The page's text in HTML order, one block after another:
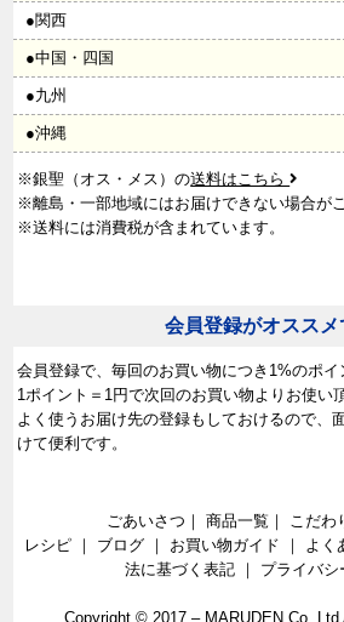
●関西
●中国・四国
●九州
●沖縄
※銀聖（オス・メス）の送料はこちら
※離島・一部地域にはお届けできない場合が
※送料には消費税が含まれています。
会員登録がオススメ
会員登録で、毎回のお買い物につき1%のポイ
1ポイント＝1円で次回のお買い物よりお使い
よく使うお届け先の登録もしておけるので、
けて便利です。
ごあいさつ ｜ 商品一覧 ｜ こだわ
レシピ｜ ブログ｜ お買い物ガイド ｜ よく
法に基づく表記 ｜ プライバシ
Copyright © 2017 – MARUDEN Co.,Ltd